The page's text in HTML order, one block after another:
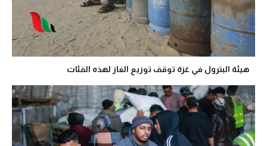
هيئة البترول في غزة توقف توزيع الغاز لهذه الفئات